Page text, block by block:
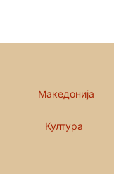
Македонија
Култура